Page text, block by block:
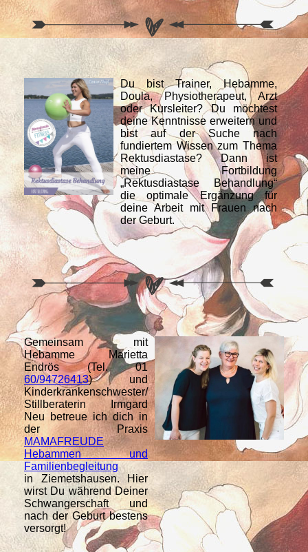
Du bist Trainer, Hebamme,
Doula, Physiotherapeut, Arzt
oder Kursleiter? Du möchtest
deine Kenntnisse erweitern und
bist auf der Suche nach
fundiertem Wissen zum Thema
Rektusdiastase? Dann ist
meine Fortbildung
„Rektusdiastase Behandlung“
die optimale Ergänzung für
deine Arbeit mit Frauen nach
der Geburt.
Gemeinsam mit
Hebamme Marietta
Endrös (Tel. 01
60/94726413) und
Kinderkrankenschwester/
Stillberaterin Irmgard
Neu betreue ich dich in
der Praxis
MAMAFREUDE
Hebammen und
Familienbegleitung
in Ziemetshausen. Hier
wirst Du während Deiner
Schwangerschaft und
nach der Geburt bestens
versorgt!